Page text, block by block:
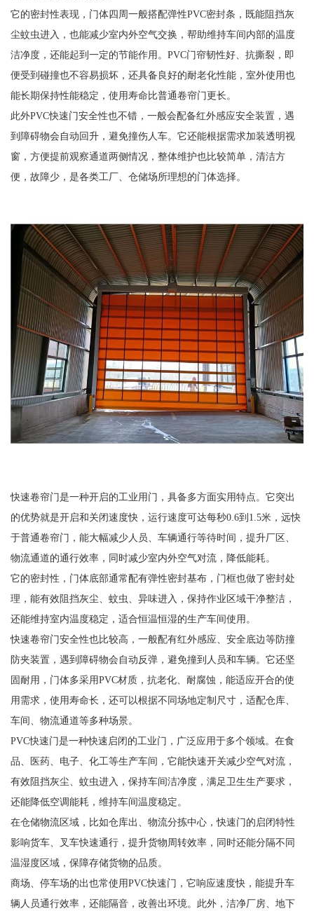
它的密封性表现，门体四周一般搭配弹性PVC密封条，既能阻挡灰
尘蚊虫进入，也能减少室内外空气交换，帮助维持车间内部的温度
洁净度，还能起到一定的节能作用。PVC门帘韧性好、抗撕裂，即
便受到碰撞也不容易损坏，还具备良好的耐老化性能，室外使用也
能长期保持性能稳定，使用寿命比普通卷帘门更长。
此外PVC快速门安全性也不错，一般会配备红外感应安全装置，遇
到障碍物会自动回升，避免撞伤人车。它还能根据需求加装透明视
窗，方便提前观察通道两侧情况，整体维护也比较简单，清洁方
便，故障少，是各类工厂、仓储场所理想的门体选择。
快速卷帘门是一种开启的工业用门，具备多方面实用特点。它突出
的优势就是开启和关闭速度快，运行速度可达每秒0.6到1.5米，远快
于普通卷帘门，能大幅减少人员、车辆通行等待时间，提升厂区、
物流通道的通行效率，同时减少室内外空气对流，降低能耗。
它的密封性，门体底部通常配有弹性密封基布，门框也做了密封处
理，能有效阻挡灰尘、蚊虫、异味进入，保持作业区域干净整洁，
还能维持室内温度稳定，适合恒温恒湿的生产车间使用。
快速卷帘门安全性也比较高，一般配有红外感应、安全底边等防撞
防夹装置，遇到障碍物会自动反弹，避免撞到人员和车辆。它还坚
固耐用，门体多采用PVC材质，抗老化、耐腐蚀，能适应开合的使
用需求，使用寿命长，还可以根据不同场地定制尺寸，适配仓库、
车间、物流通道等多种场景。
PVC快速门是一种快速启闭的工业门，广泛应用于多个领域。在食
品、医药、电子、化工等生产车间，它能快速开关减少空气对流，
有效阻挡灰尘、蚊虫进入，保持车间洁净度，满足卫生生产要求，
还能降低空调能耗，维持车间温度稳定。
在仓储物流区域，比如仓库出、物流分拣中心，快速门的启闭特性
影响货车、叉车快速通行，提升货物周转效率，同时还能分隔不同
温湿度区域，保障存储货物的品质。
商场、停车场的出也常使用PVC快速门，它响应速度快，能提升车
辆人员通行效率，还能隔音，改善出环境。此外，洁净厂房、地下